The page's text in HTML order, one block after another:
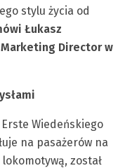
stylu życia od
Łukasz
Director w
Wiedeńskiego
na pasażerów na
lokomotywą, został